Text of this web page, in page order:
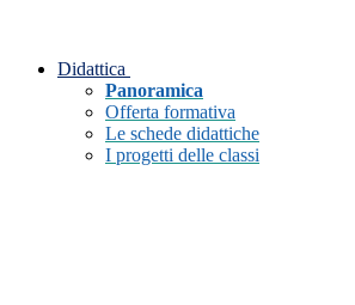
Didattica
Panoramica
Offerta formativa
Le schede didattiche
I progetti delle classi